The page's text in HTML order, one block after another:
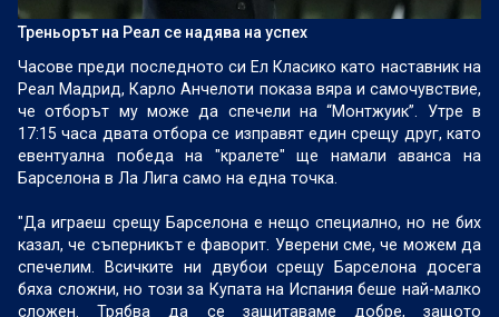
Треньорът на Реал се надява на успех
Часове преди последното си Ел Класико като наставник на
Реал Мадрид, Карло Анчелоти показа вяра и самочувствие,
че отборът му може да спечели на “Монтжуик”. Утре в
17:15 часа двата отбора се изправят един срещу друг, като
евентуална победа на "кралете" ще намали аванса на
Барселона в Ла Лига само на една точка.
"Да играеш срещу Барселона е нещо специално, но не бих
казал, че съперникът е фаворит. Уверени сме, че можем да
спечелим. Всичките ни двубои срещу Барселона досега
бяха сложни, но този за Купата на Испания беше най-малко
сложен. Трябва да се защитаваме добре, защото